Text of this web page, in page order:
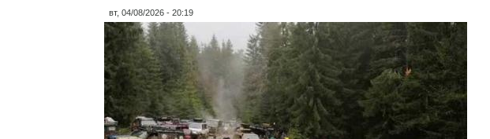
вт, 04/08/2026 - 20:19